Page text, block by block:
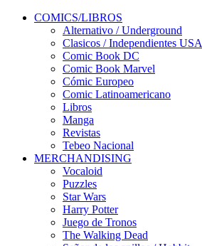
COMICS/LIBROS
Alternativo / Underground
Clasicos / Independientes USA
Comic Book DC
Comic Book Marvel
Cómic Europeo
Comic Latinoamericano
Libros
Manga
Revistas
Tebeo Nacional
MERCHANDISING
Vocaloid
Puzzles
Star Wars
Harry Potter
Juego de Tronos
The Walking Dead